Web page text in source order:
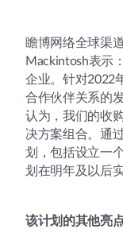
瞻博网络全球渠
Mackintosh表示
企业。针对2022
合作伙伴关系的
认为，我们的收
决方案组合。通
划，包括设立一
划在明年及以后
该计划的其他亮